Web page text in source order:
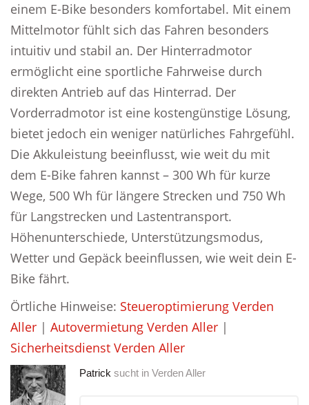
einem E-Bike besonders komfortabel. Mit einem
Mittelmotor fühlt sich das Fahren besonders
intuitiv und stabil an. Der Hinterradmotor
ermöglicht eine sportliche Fahrweise durch
direkten Antrieb auf das Hinterrad. Der
Vorderradmotor ist eine kostengünstige Lösung,
bietet jedoch ein weniger natürliches Fahrgefühl.
Die Akkuleistung beeinflusst, wie weit du mit
dem E-Bike fahren kannst – 300 Wh für kurze
Wege, 500 Wh für längere Strecken und 750 Wh
für Langstrecken und Lastentransport.
Höhenunterschiede, Unterstützungsmodus,
Wetter und Gepäck beeinflussen, wie weit dein E-
Bike fährt.
Örtliche Hinweise: Steueroptimierung Verden
Aller | Autovermietung Verden Aller |
Sicherheitsdienst Verden Aller
Patrick sucht in Verden Aller